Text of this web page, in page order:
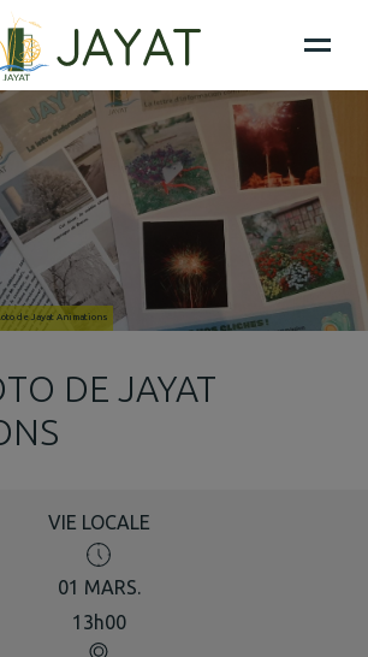
de Jayat Animations
DE JAYAT
VIE LOCALE
01 MARS.
13h00